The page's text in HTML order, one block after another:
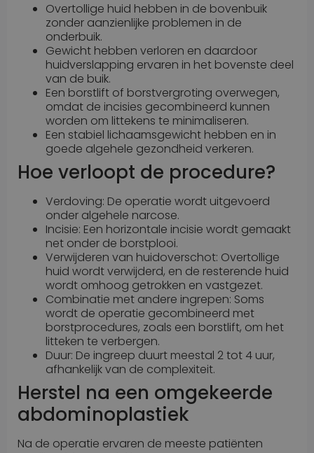
Overtollige huid hebben in de bovenbuik
zonder aanzienlijke problemen in de
onderbuik.
Gewicht hebben verloren en daardoor
huidverslapping ervaren in het bovenste deel
van de buik.
Een borstlift of borstvergroting overwegen,
omdat de incisies gecombineerd kunnen
worden om littekens te minimaliseren.
Een stabiel lichaamsgewicht hebben en in
goede algehele gezondheid verkeren.
Hoe verloopt de procedure?
Verdoving: De operatie wordt uitgevoerd
onder algehele narcose.
Incisie: Een horizontale incisie wordt gemaakt
net onder de borstplooi.
Verwijderen van huidoverschot: Overtollige
huid wordt verwijderd, en de resterende huid
wordt omhoog getrokken en vastgezet.
Combinatie met andere ingrepen: Soms
wordt de operatie gecombineerd met
borstprocedures, zoals een borstlift, om het
litteken te verbergen.
Duur: De ingreep duurt meestal 2 tot 4 uur,
afhankelijk van de complexiteit.
Herstel na een omgekeerde
abdominoplastiek
Na de operatie ervaren de meeste patiënten